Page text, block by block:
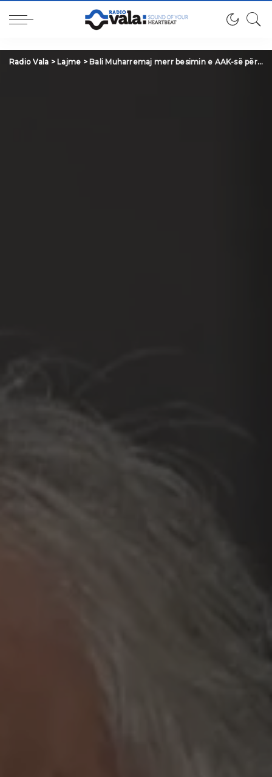
Radio Vala > Lajme > Bali Muharremaj merr besimin e AAK-së për kandidimin për Kryetar të Komunës së Suharekës në mandatin 2025–2029(Video)